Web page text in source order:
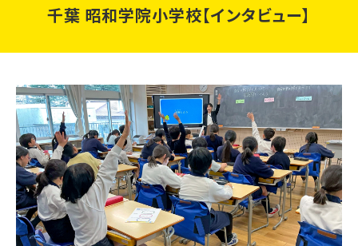
千葉 昭和学院小学校【インタビュー】